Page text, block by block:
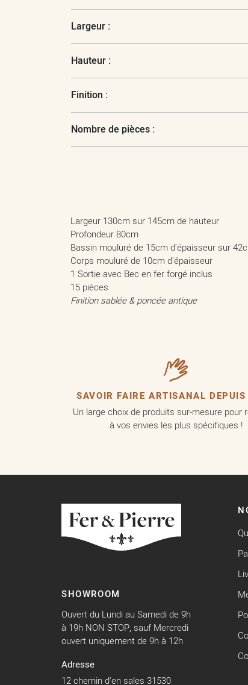
Largeur :
Hauteur :
Finition :
Nombre de pièces :
Largeur 130cm sur 145cm de hauteur
Profondeur 80cm
Bassin mouluré de 15cm d'épaisseur sur
Corps mouluré de 10cm d'épaisseur
1 Sortie avec Bec en fer forgé inclus
15 pièces
Finition sablée & poncée antique
SAVOIR FAIRE ARTISANAL
Un large choix de produits sur-mesure pour
à vos envies les plus spécifiques !
SHOWROOM
Ouvert du Lundi au Samedi de 9h
à 19h NON STOP, sauf Mercredi
ouvert uniquement de 9h à 12h
Adresse
12 chemin d'en sales 31530